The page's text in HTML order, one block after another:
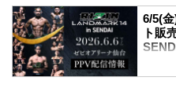
第5試
vs. 芳
...
6/5(
ト販
ャル